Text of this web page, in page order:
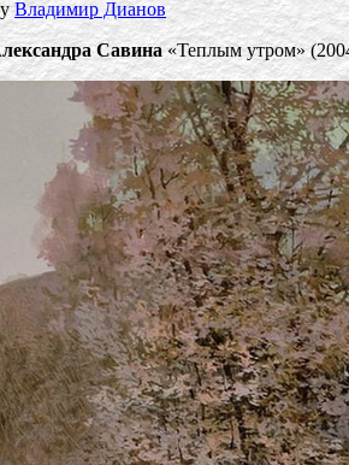
Владимир Дианов
Савина«Теплым утром»